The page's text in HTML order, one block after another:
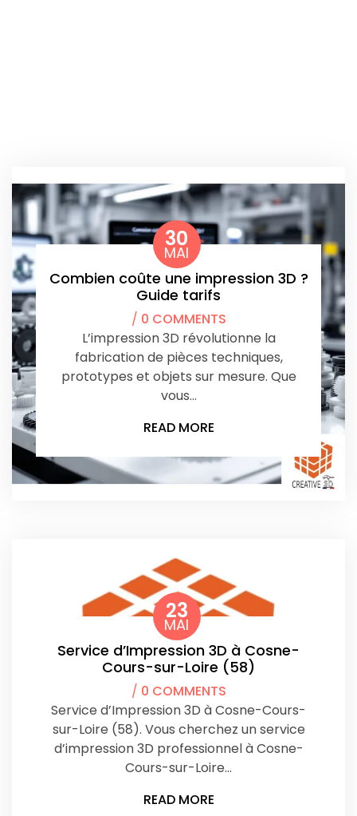
30
MAI
Combien coûte une impression 3D ?
Guide tarifs
/ 0 COMMENTS
L’impression 3D révolutionne la
fabrication de pièces techniques,
prototypes et objets sur mesure. Que
vous…
READ MORE
23
MAI
Service d’Impression 3D à Cosne-
Cours-sur-Loire (58)
/ 0 COMMENTS
Service d’Impression 3D à Cosne-Cours-
sur-Loire (58). Vous cherchez un service
d’impression 3D professionnel à Cosne-
Cours-sur-Loire…
READ MORE